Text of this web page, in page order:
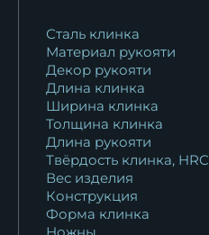
Сталь клинка
Материал рукояти
Декор рукояти
Длина клинка
Ширина клинка
Толщина клинка
Длина рукояти
Твёрдость клинка, HRC
Вес изделия
Конструкция
Форма клинка